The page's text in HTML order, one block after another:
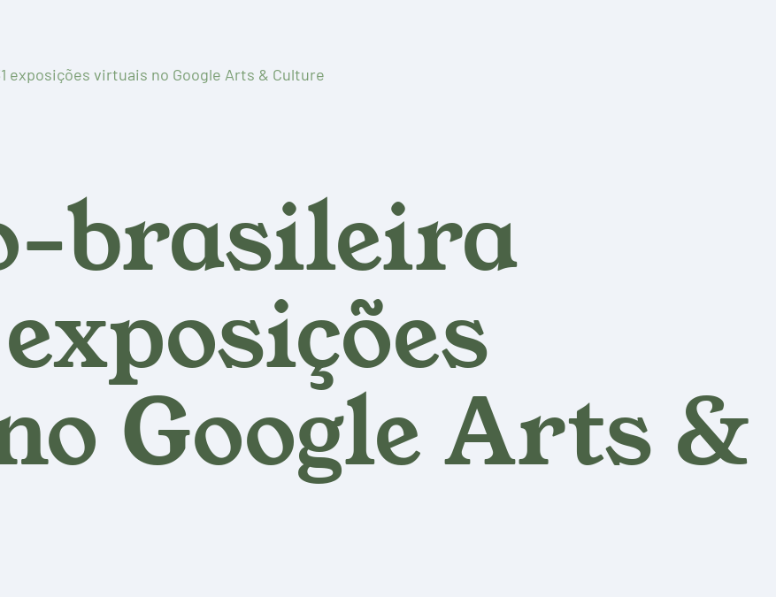
exposições virtuais no Google Arts & Culture
brasileira
Google Arts &